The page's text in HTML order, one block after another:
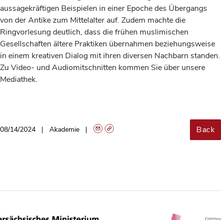
aussagekräftigen Beispielen in einer Epoche des Übergangs
von der Antike zum Mittelalter auf. Zudem machte die
Ringvorlesung deutlich, dass die frühen muslimischen
Gesellschaften ältere Praktiken übernahmen beziehungsweise
in einem kreativen Dialog mit ihren diversen Nachbarn standen.
Zu Video- und Audiomitschnitten kommen Sie über unsere
Mediathek.
08/14/2024 Akademie Back